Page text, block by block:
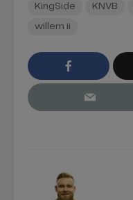
KingSide KNVB
willem ii